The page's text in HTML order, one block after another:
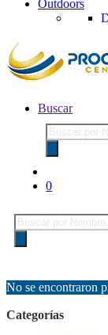
Outdoors
Buscar
Búsqueda
de
productos
0
Búsqueda
de
productos
No se encontraron
Categorías